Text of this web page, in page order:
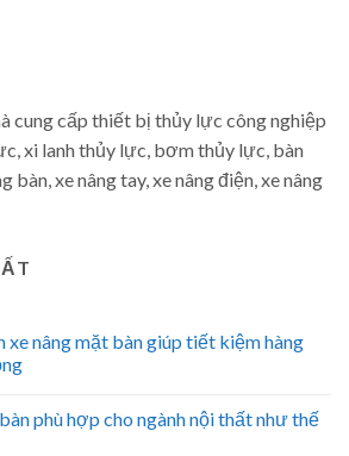
cung cấp thiết bị thủy lực công nghiệp
xi lanh thủy lực, bơm thủy lực, bàn
bàn, xe nâng tay, xe nâng điện, xe nâng
xe nâng mặt bàn giúp tiết kiệm hàng
phù hợp cho ngành nội thất như thế